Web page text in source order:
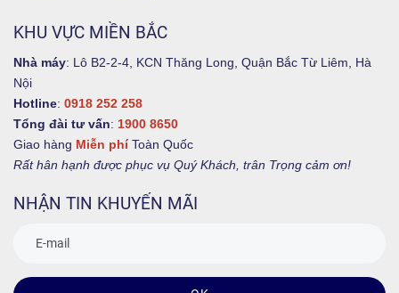
KHU VỰC MIỀN BẮC
Nhà máy: Lô B2-2-4, KCN Thăng Long, Quận Bắc Từ Liêm, Hà
Nội
Hotline: 0918 252 258
Tổng đài tư vấn: 1900 8650
Giao hàng Miễn phí Toàn Quốc
Rất hân hạnh được phục vụ Quý Khách, trân Trọng cảm ơn!
NHẬN TIN KHUYẾN MÃI